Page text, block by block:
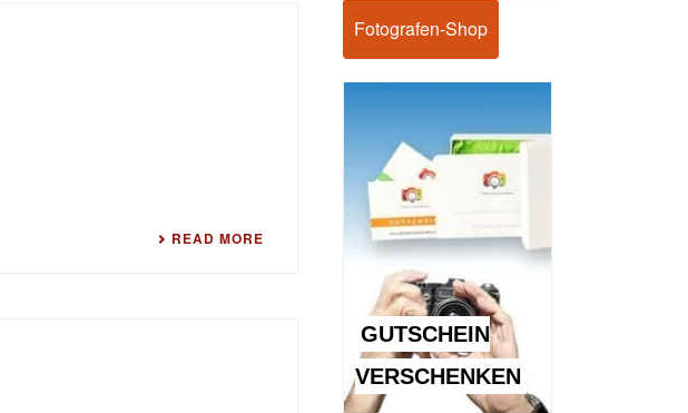
READ MORE
Fotografen-Shop
GUTSCHEIN
VERSCHENKEN